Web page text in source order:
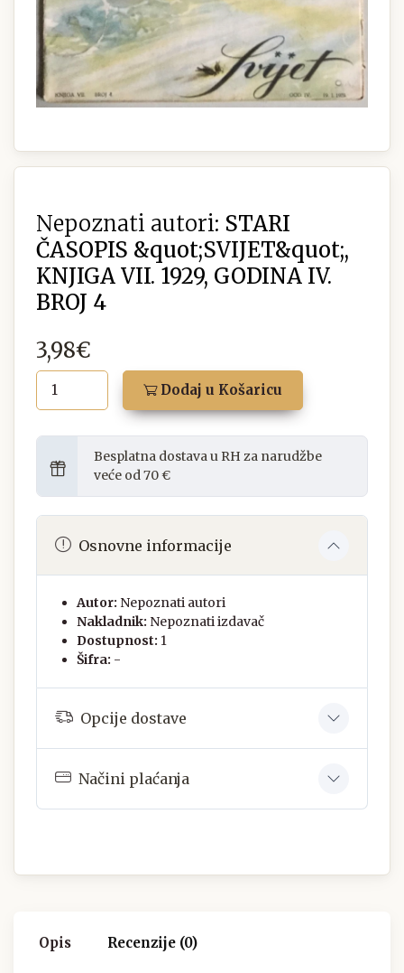
Nepoznati autori: STARI
ČASOPIS &quot;SVIJET&quot;,
KNJIGA VII. 1929, GODINA IV.
BROJ 4
3,98€
Dodaj u Košaricu
Besplatna dostava u RH za narudžbe
veće od 70 €
Osnovne informacije
Autor: Nepoznati autori
Nakladnik: Nepoznati izdavač
Dostupnost: 1
Šifra: -
Opcije dostave
Načini plaćanja
Opis Recenzije (0)